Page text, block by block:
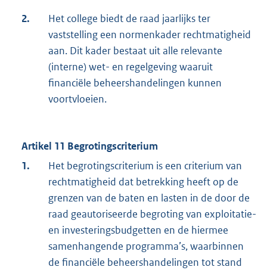
2.
Het college biedt de raad jaarlijks ter
vaststelling een normenkader rechtmatigheid
aan. Dit kader bestaat uit alle relevante
(interne) wet- en regelgeving waaruit
financiële beheershandelingen kunnen
voortvloeien.
Artikel 11 Begrotingscriterium
1.
Het begrotingscriterium is een criterium van
rechtmatigheid dat betrekking heeft op de
grenzen van de baten en lasten in de door de
raad geautoriseerde begroting van exploitatie-
en investeringsbudgetten en de hiermee
samenhangende programma’s, waarbinnen
de financiële beheershandelingen tot stand